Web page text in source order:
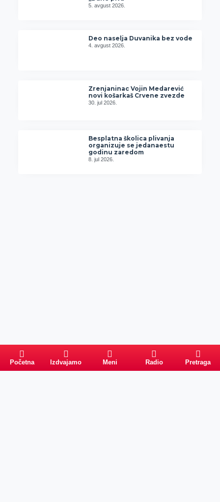
5. avgust 2026.
Deo naselja Duvanika bez vode
4. avgust 2026.
Zrenjaninac Vojin Medarević
novi košarkaš Crvene zvezde
30. jul 2026.
Besplatna školica plivanja
organizuje se jedanaestu
godinu zaredom
8. jul 2026.
Početna Izdvajamo Meni Radio Pretraga